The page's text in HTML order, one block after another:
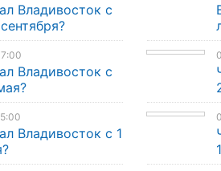
Владивосток с
Владивосток с
Владивосток с 1